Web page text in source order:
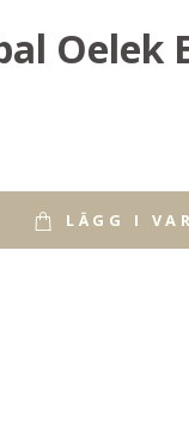
Oelek
LÄGG I